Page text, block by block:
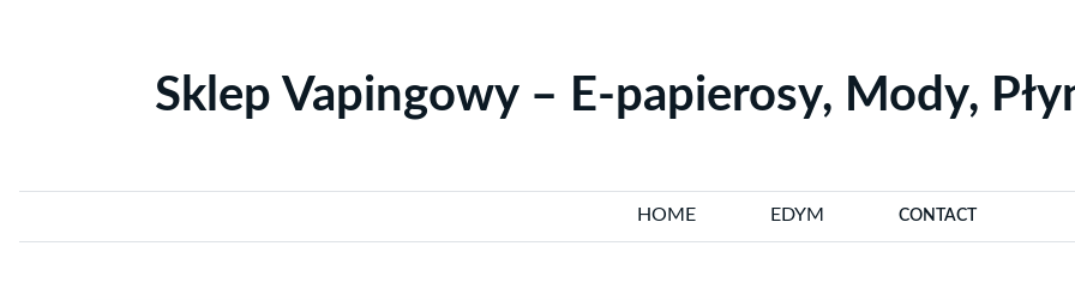
Sklep Vapingowy – E-papierosy, Mody,
HOME EDYM CONTACT